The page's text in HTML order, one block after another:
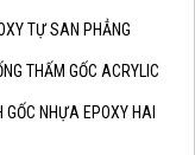
TỰ SAN PHẲNG
THẤM GỐC ACRYLIC
NHỰA EPOXY HAI